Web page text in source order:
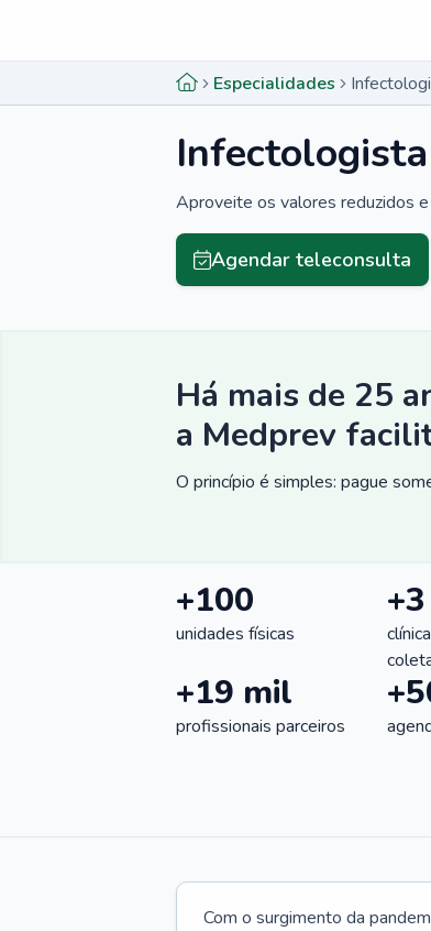
Especialidades
Aproveite os valores reduzidos
Agendar teleconsulta
Há mais de 25
a Medprev
O princípio é simples: pague
+100
unidades físicas
+19 mil
profissionais parceiros
Com o surgimento da